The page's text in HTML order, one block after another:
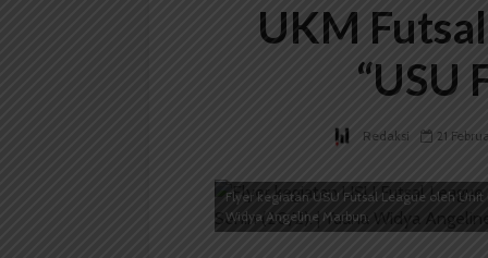
UKM
“USU
Redaksi 21
Flyer kegiatan USU Futsal League oleh
Widya Angeline Marbun.